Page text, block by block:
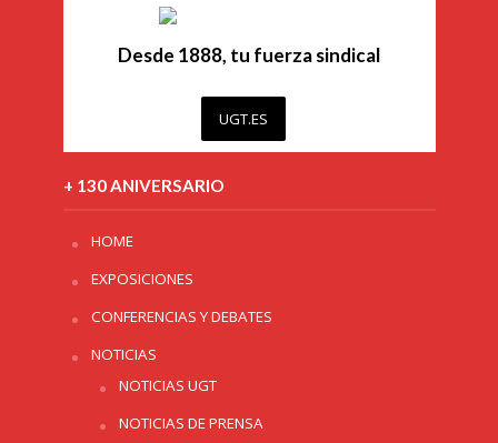
Desde 1888, tu fuerza sindical
UGT.ES
+ 130 ANIVERSARIO
HOME
EXPOSICIONES
CONFERENCIAS Y DEBATES
NOTICIAS
NOTICIAS UGT
NOTICIAS DE PRENSA